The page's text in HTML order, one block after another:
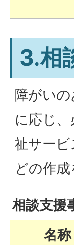
3.相
障がい
に応じ
祉サー
どの作成
相談支援
名称